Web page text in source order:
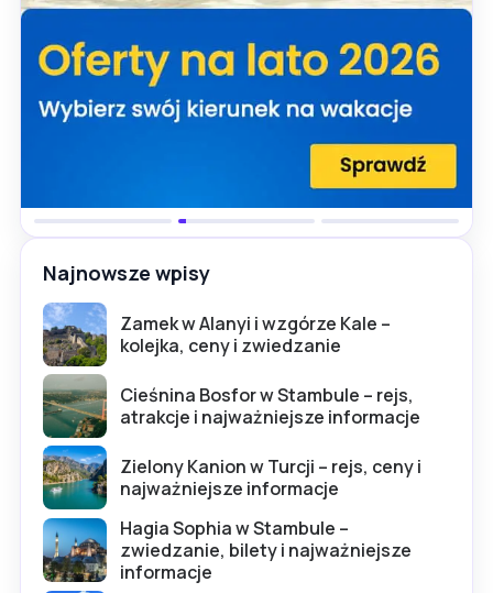
Najnowsze wpisy
Zamek w Alanyi i wzgórze Kale –
kolejka, ceny i zwiedzanie
Cieśnina Bosfor w Stambule – rejs,
atrakcje i najważniejsze informacje
Zielony Kanion w Turcji – rejs, ceny i
najważniejsze informacje
Hagia Sophia w Stambule –
zwiedzanie, bilety i najważniejsze
informacje